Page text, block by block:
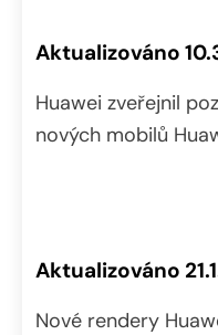
Aktualizováno
Huawei zveřejnil
nových mobilů
Aktualizováno
Nové rendery